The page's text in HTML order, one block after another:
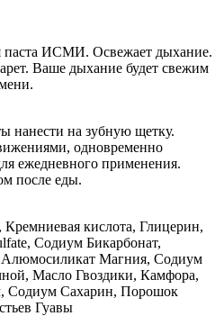
паста ИСМИ. Освежает дыхание.
Ваше дыхание будет свежим
нанести на зубную щетку.
одновременно
ежедневного применения.
после еды.
кислота, Глицерин,
Содиум Бикарбонат,
Магния, Содиум
Масло Гвоздики, Камфора,
Содиум Сахарин, Порошок
Гуавы